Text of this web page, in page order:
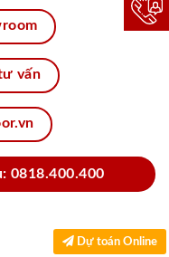
vấn
0818.400.400
Dự toán Online